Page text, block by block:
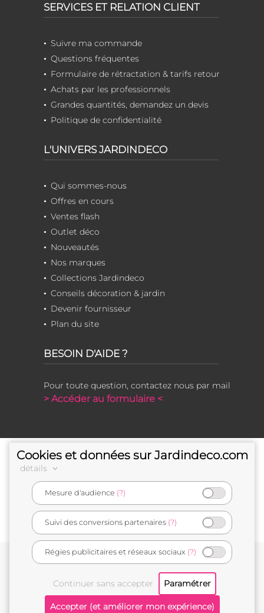
SERVICES ET RELATION CLIENT
Suivre ma commande
Questions fréquentes
Formulaire de rétractation & tarifs retour
Achats par les professionnels
Grandes quantités, demandez un devis
Politique de confidentialité
L'UNIVERS JARDINDECO
Qui sommes-nous
Offres en cours
Ventes flash
Outlet déco
Nouveautés
Nos marques
Collections Jardindeco
Conseils décoration & jardin
Devenir fournisseur
Plan du site
BESOIN D'AIDE ?
Pour toute question, contactez nous par mail
> Accéder au formulaire <
e-commerçant français
Cookies et données sur Jardindeco.com
détails
Mesure d'audience (?)
Suivi des conversions partenaires (?)
Régies publicitaires et réseaux sociaux (?)